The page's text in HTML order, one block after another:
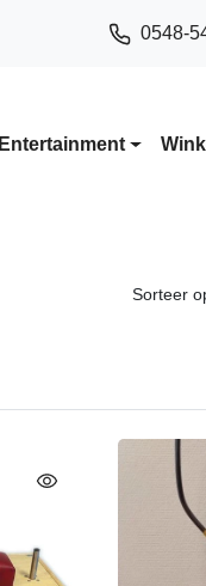
0548-
Entertainment
Sorteer